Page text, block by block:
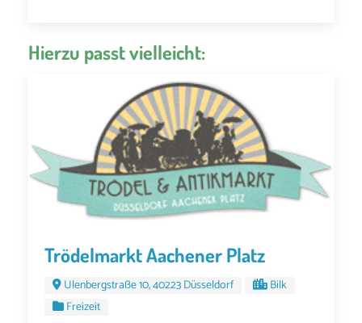
Hierzu passt vielleicht:
Trödelmarkt Aachener Platz
Ulenbergstraße 10, 40223 Düsseldorf
Bilk
Freizeit